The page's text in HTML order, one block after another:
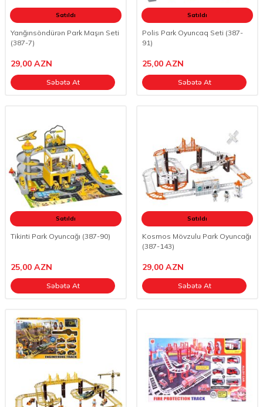
Satıldı
Yanğınsöndürən Park Maşın Seti
(387-7)
29,00 AZN
Səbətə At
Satıldı
Polis Park Oyuncaq Seti (387-
91)
25,00 AZN
Səbətə At
Satıldı
Tikinti Park Oyuncağı (387-90)
25,00 AZN
Səbətə At
Satıldı
Kosmos Mövzulu Park Oyuncağı
(387-143)
29,00 AZN
Səbətə At